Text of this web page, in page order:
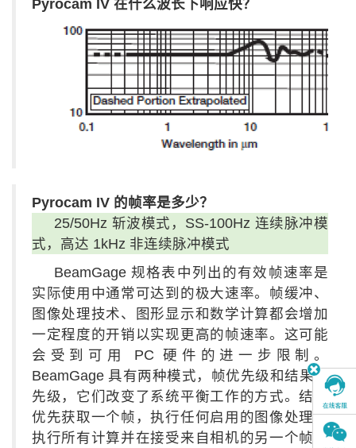
Pyrocam IV 在什么波长下响应快？
Pyrocam IV 的帧率是多少？
25/50Hz 斩波模式，SS-100Hz 连续脉冲模
式，高达 1kHz 非连续脉冲模式
BeamGage 规格表中列出的有效帧速率是
实际使用中通常可达到的极大速率。帧缓冲、
图像处理技术、图形显示和数学计算都会增加
一定程度的开销以实现更高的帧速率。这可能
会受到可用 PC 硬件的进一步限制。
BeamGage 具有两种模式，帧优先级和结果优
先级，它们改变了系统平衡工作的方式。结果
优先获取一个帧，执行任何启用的图像处理，
执行所有计算并在接受来自相机的另一个帧之